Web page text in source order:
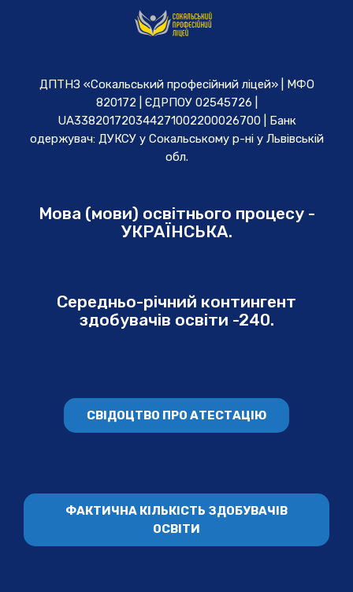
ДПТНЗ «Сокальський професійний ліцей» | МФО
820172 | ЄДРПОУ 02545726 |
UA338201720344271002200026700 | Банк
одержувач: ДУКСУ у Cокальському р-ні у Львівській
обл.
Мова (мови) освітнього процесу -
УКРАЇНСЬКА.
Середньо-річний контингент
здобувачів освіти -240.
СВІДОЦТВО ПРО АТЕСТАЦІЮ
ФАКТИЧНА КІЛЬКІСТЬ ЗДОБУВАЧІВ
ОСВІТИ